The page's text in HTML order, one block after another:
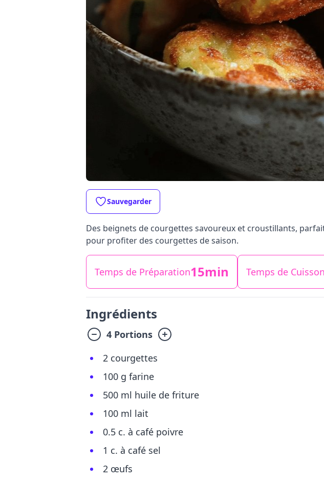
Sauvegarder
Des beignets de courgettes savoureux et croustillants,
pour profiter des courgettes de saison.
Temps de Préparation15min Temps de Cuisson
Ingrédients
4 Portions
2 courgettes
100 g farine
500 ml huile de friture
100 ml lait
0.5 c. à café poivre
1 c. à café sel
2 œufs